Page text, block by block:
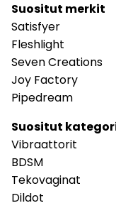
Suositut merkit
Satisfyer
Fleshlight
Seven Creations
Joy Factory
Pipedream
Suositut
Vibraattorit
BDSM
Tekovaginat
Dildot